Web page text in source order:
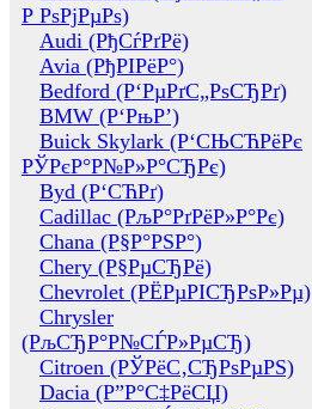
Р РѕРјРµРѕ)
Audi (РђСѓРґРё)
Avia (РђРІРёР°)
Bedford (Р‘РµРґС„РѕСЂРґ)
BMW (Р‘РњР’)
Buick Skylark (Р‘СЊСЋРёРє
РЎРєР°Р№Р»Р°СЂРє)
Byd (Р‘СЋРґ)
Cadillac (РљР°РґРёР»Р°Рє)
Chana (Р§Р°РЅР°)
Chery (Р§РµСЂРё)
Chevrolet (РЁРµРІСЂРѕР»Рµ)
Chrysler
(РљСЂР°Р№СЃР»РµСЂ)
Citroen (РЎРёС‚СЂРѕРµРЅ)
Dacia (Р”Р°С‡РёСЏ)